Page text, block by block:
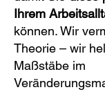
Ihrem
können. Wir
Theorie – wir
Maßstäbe im